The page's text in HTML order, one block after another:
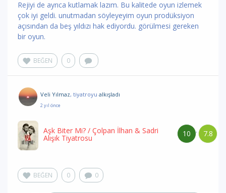
Rejiyi de ayrıca kutlamak lazım. Bu kalitede oyun izlemek
çok iyi geldi. unutmadan söyleyeyim oyun prodüksiyon
açısından da beş yıldızı hak ediyordu. görülmesi gereken
bir oyun.
BEĞEN 0
Veli Yılmaz, tiyatroyu alkışladı
2 yıl önce
7.8
/
10
Aşk Biter Mi? / Çolpan İlhan & Sadri
Alışık Tiyatrosu
BEĞEN 0 0